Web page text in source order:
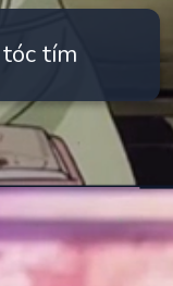
tím
https://manhua.edu.vn/purple-hair-anime-characters